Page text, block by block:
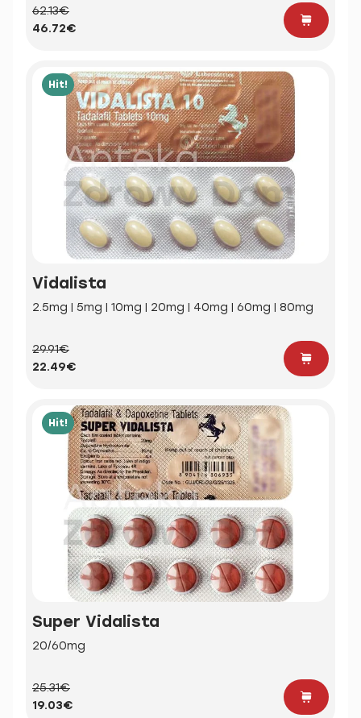
62.13€
46.72€
Hit!
Vidalista
2.5mg | 5mg | 10mg | 20mg | 40mg | 60mg | 80mg
29.91€
22.49€
Hit!
Super Vidalista
20/60mg
25.31€
19.03€